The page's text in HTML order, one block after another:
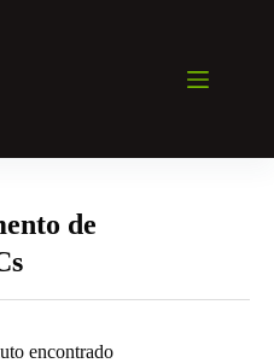
de
encontrado